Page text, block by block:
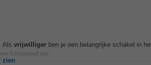
Als vrijwilliger ben je een belangrijke schakel in
luisterend oor...
zien